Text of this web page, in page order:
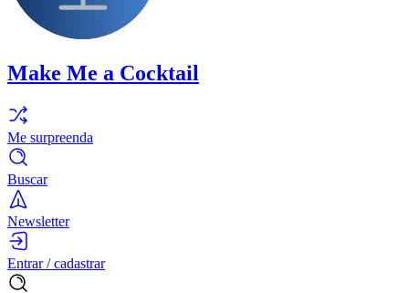
Make Me a Cocktail
Me surpreenda
Buscar
Newsletter
Entrar / cadastrar